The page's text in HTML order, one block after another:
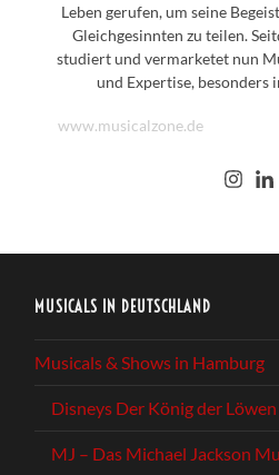
Leben gerufen, um seine
Gleichgesinnten zu teilen.
studiert und vermarketet nun
und Expertise, besonders
www.musicalzone.de
MUSICALS IN DEUTSCHLAND
Musicals & Shows in Hamburg
Disneys Der König der Löwen
MJ – Das Michael Jackson